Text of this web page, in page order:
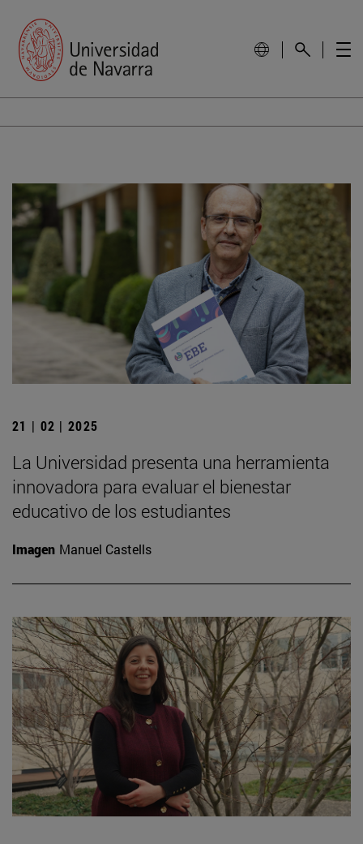
21 | 02 | 2025
La Universidad presenta una herramienta
innovadora para evaluar el bienestar
educativo de los estudiantes
Imagen Manuel Castells